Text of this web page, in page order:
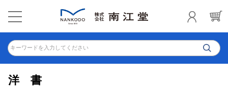
キーワードを入力してください
洋書